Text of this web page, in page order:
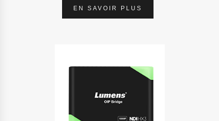
EN SAVOIR PLUS